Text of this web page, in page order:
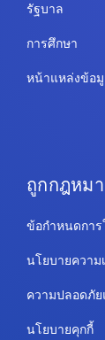
รัฐบาล
การศึกษา
หน้าแหล่งข้อ
ถูกกฎหม
ข้อกำหนดการ
นโยบายความ
ความปลอดภั
นโยบายคุกกี้